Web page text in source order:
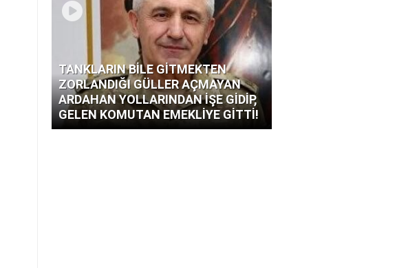
TANKLARIN BİLE GİTMEKTEN
ZORLANDIĞI GÜLLER AÇMAYAN
ARDAHAN YOLLARINDAN İŞE GİDİP,
GELEN KOMUTAN EMEKLİYE GİTTİ!